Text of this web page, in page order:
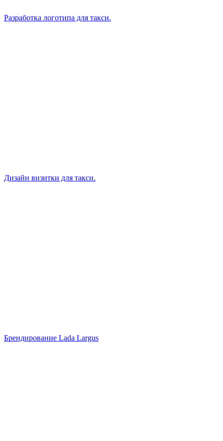
Разработка логотипа для такси.
Дизайн визитки для такси.
Брендирование Lada Largus